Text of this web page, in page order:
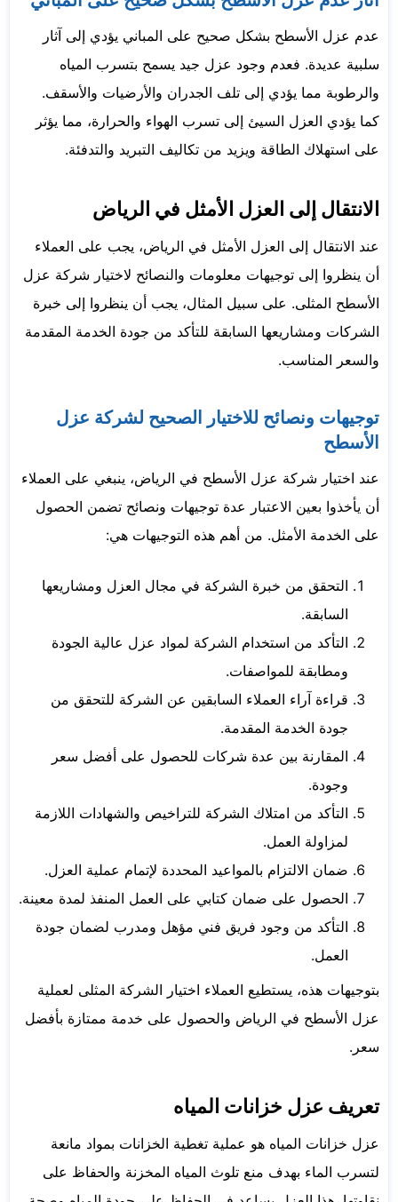
عدم عزل الأسطح بشكل صحيح على المباني يؤدي إلى آثار
سلبية عديدة. فعدم وجود عزل جيد يسمح بتسرب المياه
والرطوبة مما يؤدي إلى تلف الجدران والأرضيات والأسقف.
كما يؤدي العزل السيئ إلى تسرب الهواء والحرارة، مما يؤثر
على استهلاك الطاقة ويزيد من تكاليف التبريد والتدفئة.
الانتقال إلى العزل الأمثل في الرياض
عند الانتقال إلى العزل الأمثل في الرياض، يجب على العملاء
أن ينظروا إلى توجيهات معلومات والنصائح لاختيار شركة عزل
الأسطح المثلى. على سبيل المثال، يجب أن ينظروا إلى خبرة
الشركات ومشاريعها السابقة للتأكد من جودة الخدمة المقدمة
والسعر المناسب.
توجيهات ونصائح للاختيار الصحيح لشركة عزل
الأسطح
عند اختيار شركة عزل الأسطح في الرياض، ينبغي على العملاء
أن يأخذوا بعين الاعتبار عدة توجيهات ونصائح تضمن الحصول
على الخدمة الأمثل. من أهم هذه التوجيهات هي:
التحقق من خبرة الشركة في مجال العزل ومشاريعها
السابقة.
التأكد من استخدام الشركة لمواد عزل عالية الجودة
ومطابقة للمواصفات.
قراءة آراء العملاء السابقين عن الشركة للتحقق من
جودة الخدمة المقدمة.
المقارنة بين عدة شركات للحصول على أفضل سعر
وجودة.
التأكد من امتلاك الشركة للتراخيص والشهادات اللازمة
لمزاولة العمل.
ضمان الالتزام بالمواعيد المحددة لإتمام عملية العزل.
الحصول على ضمان كتابي على العمل المنفذ لمدة معينة.
التأكد من وجود فريق فني مؤهل ومدرب لضمان جودة
العمل.
بتوجيهات هذه، يستطيع العملاء اختيار الشركة المثلى لعملية
عزل الأسطح في الرياض والحصول على خدمة ممتازة بأفضل
سعر.
تعريف عزل خزانات المياه
عزل خزانات المياه هو عملية تغطية الخزانات بمواد مانعة
لتسرب الماء بهدف منع تلوث المياه المخزنة والحفاظ على